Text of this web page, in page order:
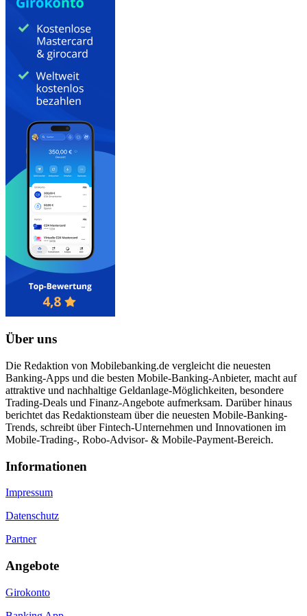
Über uns
Die Redaktion von Mobilebanking.de vergleicht die neuesten
Banking-Apps und die besten Mobile-Banking-Anbieter, macht auf
attraktive und nachhaltige Geldanlage-Möglichkeiten, besondere
Trading-Deals und Finanz-Angebote aufmerksam. Darüber hinaus
berichtet das Redaktionsteam über die neuesten Mobile-Banking-
Trends, schreibt über Fintech-Unternehmen und Innovationen im
Mobile-Trading-, Robo-Advisor- & Mobile-Payment-Bereich.
Informa­tionen
Impressum
Datenschutz
Partner
Angebote
Girokonto